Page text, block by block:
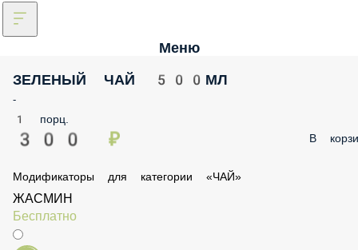
Меню
ЗЕЛЕНЫЙ ЧАЙ 500МЛ
-
1 порц.
300 ₽ В
Модификаторы для категории «ЧАЙ»
ЖАСМИН
Бесплатно